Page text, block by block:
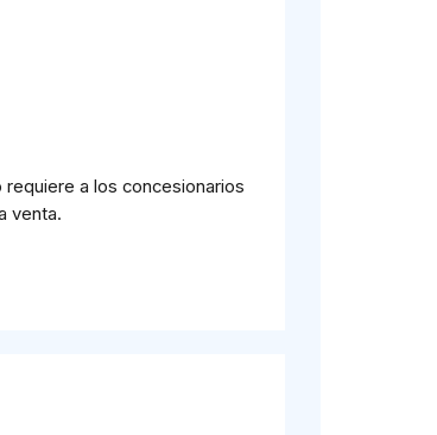
a los concesionarios
venta.